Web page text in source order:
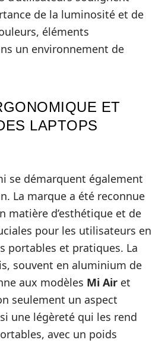
de la luminosité et de
éléments
un environnement de
ET
LAPTOPS
se démarquent également
La marque a été reconnue
matière d’esthétique et de
pour les utilisateurs en
portables et pratiques. La
souvent en aluminium de
aux modèles Mi Air et
seulement un aspect
une légèreté qui les rend
avec un poids